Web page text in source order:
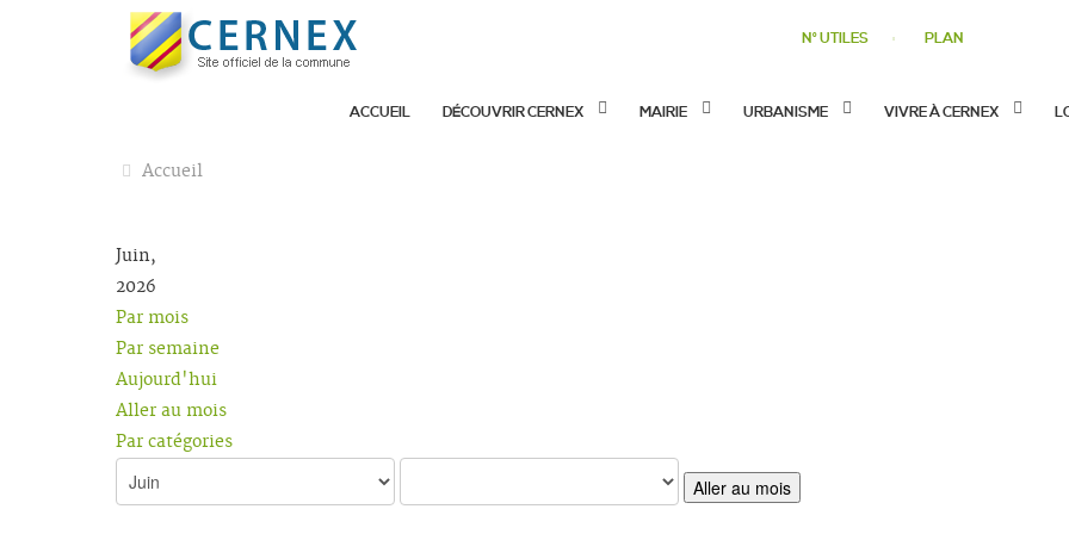
N° UTILES PLAN
ACCUEIL DÉCOUVRIR CERNEX MAIRIE URBANISME VIVRE À CERNEX
Accueil
Juin,
2026
Par mois
Par semaine
Aujourd'hui
Aller au mois
Par catégories
Aller au mois